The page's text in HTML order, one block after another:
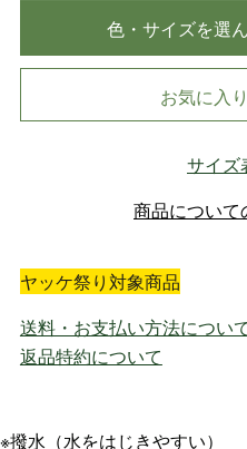
色・サイズを選
お気に入
サイズ
商品について
ヤッケ祭り対象商品
送料・お支払い方法につい
返品特約について
※撥水（水をはじきやすい）